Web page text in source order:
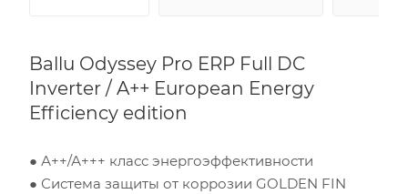
Ballu Odyssey Pro ERP Full DC
Inverter / A++ European Energy
Efficiency edition
● А++/А+++ класс энергоэффективности
● Система защиты от коррозии GOLDEN FIN
Площадь помещения (кв.м)